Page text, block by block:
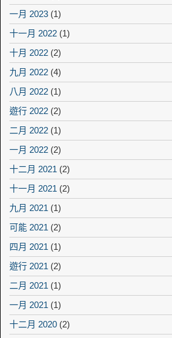
一月 2023 (1)
十一月 2022 (1)
十月 2022 (2)
九月 2022 (4)
八月 2022 (1)
遊行 2022 (2)
二月 2022 (1)
一月 2022 (2)
十二月 2021 (2)
十一月 2021 (2)
九月 2021 (1)
可能 2021 (2)
四月 2021 (1)
遊行 2021 (2)
二月 2021 (1)
一月 2021 (1)
十二月 2020 (2)